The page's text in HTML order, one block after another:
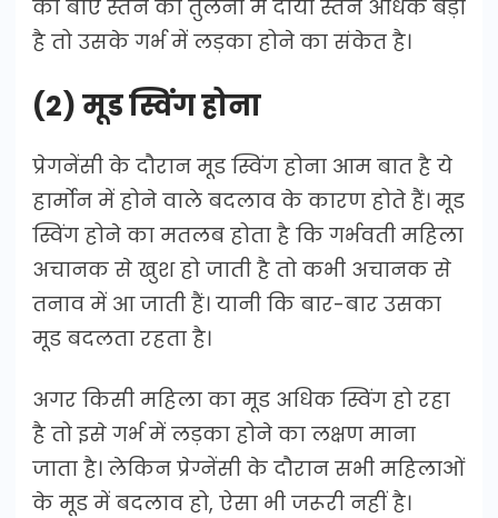
का बाएं स्तन की तुलना में दाया स्तन अधिक बड़ा
है तो उसके गर्भ में लड़का होने का संकेत है।
(2) मूड स्विंग होना
प्रेगनेंसी के दौरान मूड स्विंग होना आम बात है ये
हार्मोन में होने वाले बदलाव के कारण होते हैं। मूड
स्विंग होने का मतलब होता है कि गर्भवती महिला
अचानक से खुश हो जाती है तो कभी अचानक से
तनाव में आ जाती हैं। यानी कि बार-बार उसका
मूड बदलता रहता है।
अगर किसी महिला का मूड अधिक स्विंग हो रहा
है तो इसे गर्भ में लड़का होने का लक्षण माना
जाता है। लेकिन प्रेग्नेंसी के दौरान सभी महिलाओं
के मूड में बदलाव हो, ऐसा भी जरूरी नहीं है।